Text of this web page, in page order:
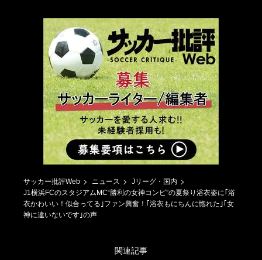
サッカー批評Web ニュース
Jリーグ・国内
J1横浜FCのスタジアムMC“勝利の女神コンビ”の夏祭り浴衣姿に｢浴
衣かわいい！似合ってる｣ファン興奮！｢浴衣もにちんに惚れた｣｢女
神に違いないです｣の声
関連記事